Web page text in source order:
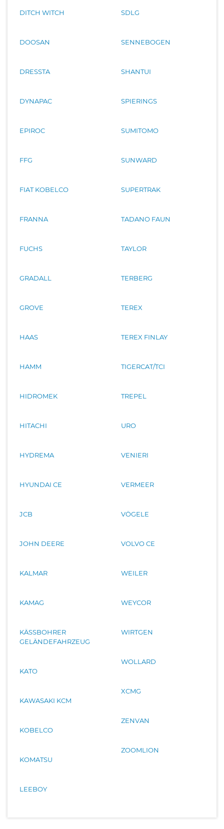
DITCH WITCH
DOOSAN
DRESSTA
DYNAPAC
EPIROC
FFG
FIAT KOBELCO
FRANNA
FUCHS
GRADALL
GROVE
HAAS
HAMM
HIDROMEK
HITACHI
HYDREMA
HYUNDAI CE
JCB
JOHN DEERE
KALMAR
KAMAG
KÄSSBOHRER
GELÄNDEFAHRZEUG
KATO
KAWASAKI KCM
KOBELCO
KOMATSU
LEEBOY
SDLG
SENNEBOGEN
SHANTUI
SPIERINGS
SUMITOMO
SUNWARD
SUPERTRAK
TADANO FAUN
TAYLOR
TERBERG
TEREX
TEREX FINLAY
TIGERCAT/TCI
TREPEL
URO
VENIERI
VERMEER
VÖGELE
VOLVO CE
WEILER
WEYCOR
WIRTGEN
WOLLARD
XCMG
ZENVAN
ZOOMLION